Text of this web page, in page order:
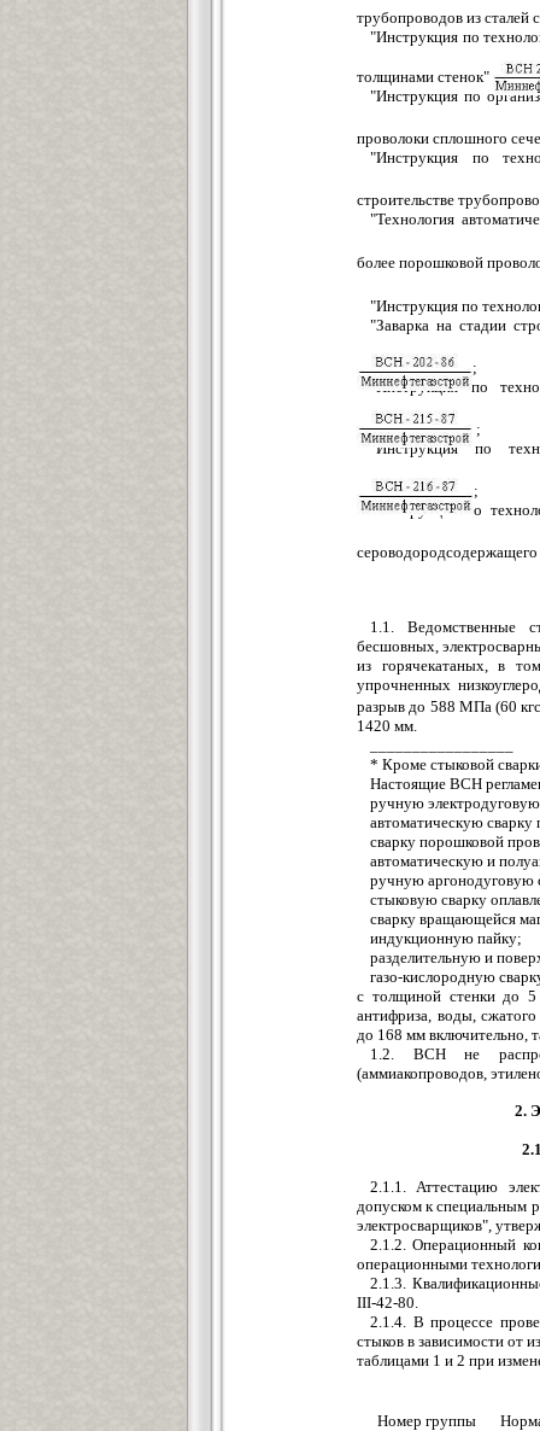
трубопроводов из сталей
"Инструкция по
толщинами стенок"
"Инструкция по
проволоки сплошного
"Инструкция по
строительстве
"Технология
более порошковой
"Инструкция по
"Заварка на стадии
;
"Инструкция по
;
"Инструкция по
;
"Инструкция по
1.1. Ведомственные
бесшовных,
из горячекатаных, в
упрочненных
разрыв до 588 МПа (60
1420 мм.
* Кроме стыковой
Настоящие ВСН
ручную
автоматическую
сварку порошковой
автоматическую и
ручную аргонодуговую
стыковую сварку
сварку вращающейся
индукционную пайку;
разделительную и
газо-кислородную
с толщиной стенки до 5
антифриза, воды,
до 168 мм включительно,
1.2. ВСН не
(аммиакопроводов,
2.
2.1.1. Аттестацию
допуском к специальным
электросварщиков",
2.1.2. Операционный
операционными
2.1.3.
III-42-80.
2.1.4. В процессе
стыков в зависимости от
таблицами 1 и 2 при
Номер группы